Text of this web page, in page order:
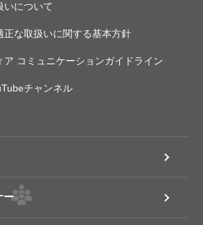
いについて
正な取扱いに関する基本方針
ア コミュニケーションガイドライン
チャンネル
ー